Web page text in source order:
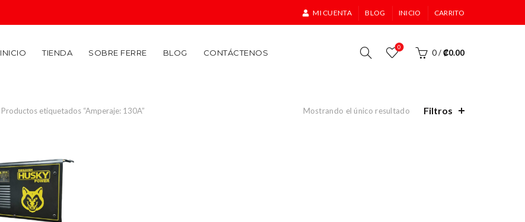
MI CUENTA BLOG INICIO CARRITO
INICIO TIENDA SOBRE FERRE BLOG CONTÁCTENOS
0
0/₡0.00
Productos etiquetados “Amperaje: 130A” Mostrando el único resultado Filtros